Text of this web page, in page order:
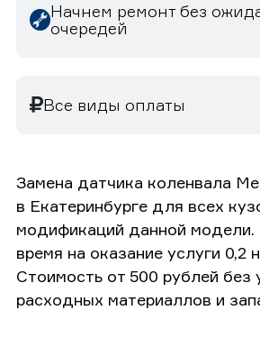
Начнем ремонт без
очередей
Все виды оплаты
Замена датчика коленвала
в Екатеринбурге для всех
модификаций данной модели.
время на оказание услуги 0,2
Стоимость от 500 рублей без
расходных материаллов и